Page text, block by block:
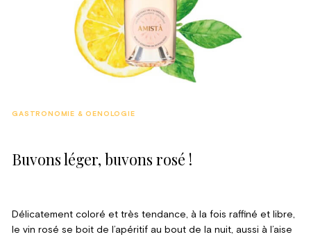
Buvons léger, buvons rosé !
GASTRONOMIE & OENOLOGIE
Délicatement coloré et très tendance, à la fois raffiné et libre,
le vin rosé se boit de l’apéritif au bout de la nuit, aussi à l’aise